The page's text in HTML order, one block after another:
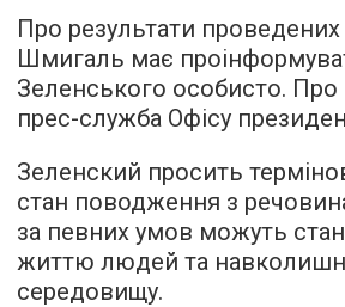
Про результати проведених
Шмигаль має
Зеленського особисто.
прес-служба Офісу
Зеленский просить
стан поводження з
за певних умов можуть
життю людей та
середовищу.